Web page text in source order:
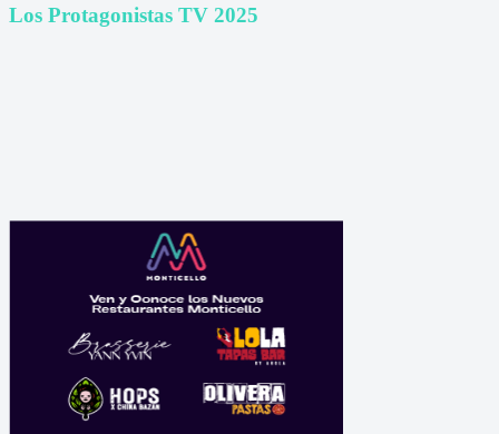
Los Protagonistas TV 2025